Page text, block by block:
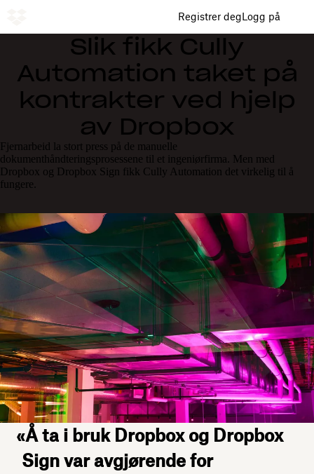
Registrer degLogg på
Slik fikk Cully
Automation taket på
kontrakter ved hjelp
av Dropbox
Fjernarbeid la stort press på de manuelle
dokumenthåndteringsprosessene til et ingeniørfirma. Men med
Dropbox og Dropbox Sign fikk Cully Automation det virkelig til å
fungere.
«Å ta i bruk Dropbox og Dropbox
Sign var avgjørende for